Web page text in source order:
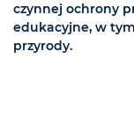
czynnej ochrony
edukacyjne, w
przyrody.